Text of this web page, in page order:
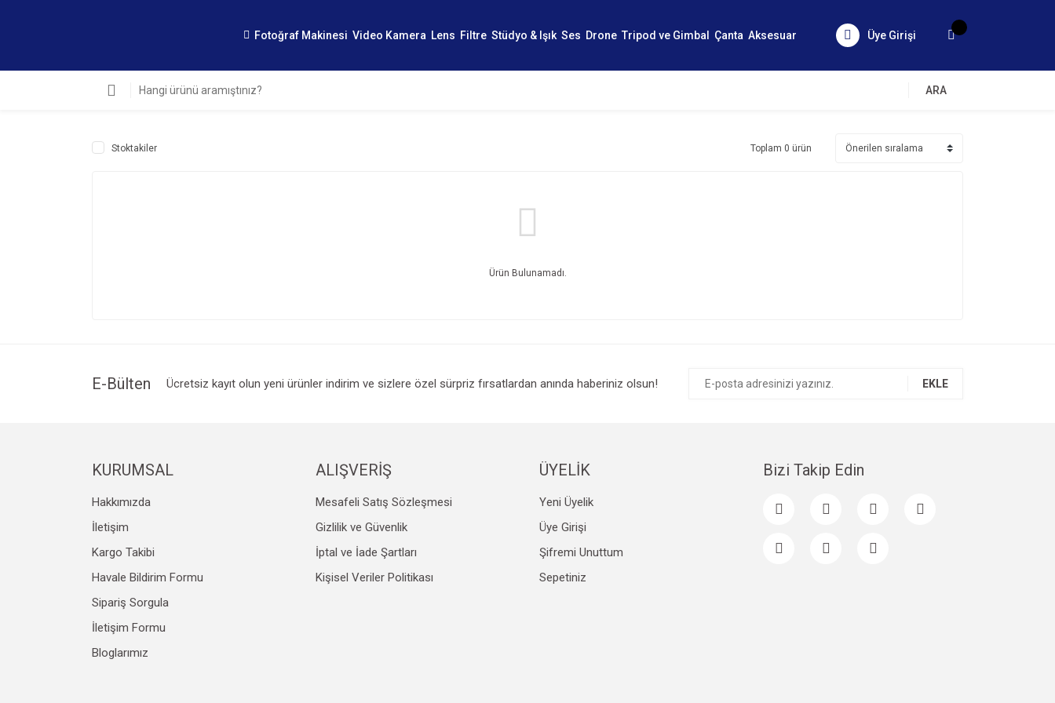
Fotoğraf Makinesi Video Kamera Lens Filtre Stüdyo & Işık Ses Drone Tripod ve Gimbal Çanta Aksesuar Üye Girişi
ARA
Stoktakiler Toplam 0 ürün
Ürün Bulunamadı.
E-Bülten Ücretsiz kayıt olun yeni ürünler indirim ve sizlere özel sürpriz fırsatlardan anında haberiniz olsun! EKLE
KURUMSAL
Hakkımızda
İletişim
Kargo Takibi
Havale Bildirim Formu
Sipariş Sorgula
İletişim Formu
Bloglarımız
ALIŞVERİŞ
Mesafeli Satış Sözleşmesi
Gizlilik ve Güvenlik
İptal ve İade Şartları
Kişisel Veriler Politikası
ÜYELİK
Yeni Üyelik
Üye Girişi
Şifremi Unuttum
Sepetiniz
Bizi Takip Edin